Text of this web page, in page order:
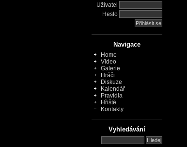
Uživatel
Heslo
Navigace
Home
Video
Galerie
Hráči
Diskuze
Kalendář
Pravidla
Hřiště
Kontakty
Vyhledávání